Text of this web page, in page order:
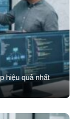
hiệu quả nhất